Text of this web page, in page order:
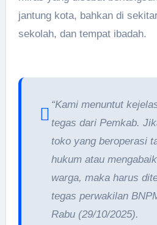
jantung kota, bahkan di
sekolah, dan tempat ibadah.
“Kami menuntut
tegas dari Pemkab.
toko yang beroperasi
hukum atau
warga, maka harus
tegas perwakilan
Rabu (29/10/2025).